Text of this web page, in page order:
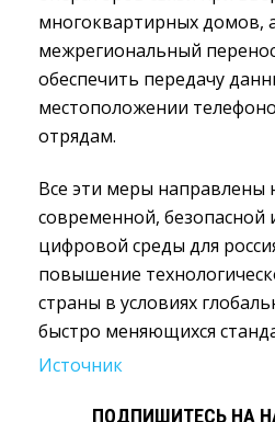
многоквартирных домов,
межрегиональный
обеспечить передачу
местоположении
отрядам.
Все эти меры направлены
современной, безопасной
цифровой среды для
повышение
страны в условиях
быстро меняющихся
Источник
ПОДПИШИТЕСЬ НА